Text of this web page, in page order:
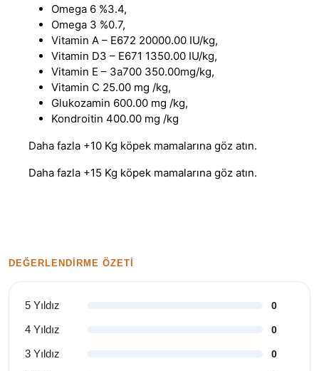
Omega 6 %3.4,
Omega 3 %0.7,
Vitamin A – E672 20000.00 IU/kg,
Vitamin D3 – E671 1350.00 IU/kg,
Vitamin E – 3a700 350.00mg/kg,
Vitamin C 25.00 mg /kg,
Glukozamin 600.00 mg /kg,
Kondroitin 400.00 mg /kg
Daha fazla +10 Kg köpek mamalarına göz atın.
Daha fazla +15 Kg köpek mamalarına göz atın.
DEĞERLENDIRME ÖZETI
5 Yıldız 0
4 Yıldız 0
3 Yıldız 0